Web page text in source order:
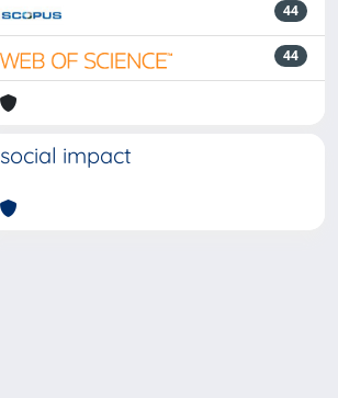
44
44
social impact